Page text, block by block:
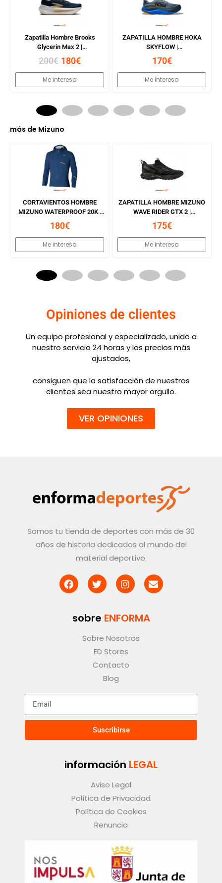
Zapatilla Hombre Brooks
Glycerin Max 2 |
SPELLBOUND/STARFISH/WHI
TE
200€ 180€
Me interesa
ZAPATILLA HOMBRE HOKA
SKYFLOW |
DOWNPOUR/THUNDE
170€
Me interesa
más de Mizuno
CORTAVIENTOS HOMBRE
MIZUNO WATERPROOF 20K |
ESTATE BLUE
180€
Me interesa
ZAPATILLA HOMBRE MIZUNO
WAVE RIDER GTX 2 |
BLACK/GLODEN HALO /QUIET
175€
Me interesa
Opiniones de clientes
Un equipo profesional y especializado, unido a
nuestro servicio 24 horas y los precios más
ajustados,
consiguen que la satisfacción de nuestros
clientes sea nuestro mayor orgullo.
VER OPINIONES
Somos tu tienda de deportes con más de 30
años de historia dedicados al mundo del
material deportivo.
sobre ENFORMA
Sobre Nosotros
ED Stores
Contacto
Blog
Suscribirse
información LEGAL
Aviso Legal
Política de Privacidad
Política de Cookies
Renuncia